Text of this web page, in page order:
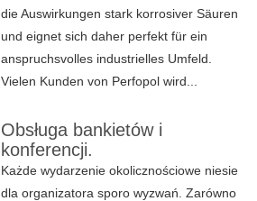
die Auswirkungen stark korrosiver Säuren
und eignet sich daher perfekt für ein
anspruchsvolles industrielles Umfeld.
Vielen Kunden von Perfopol wird...
Obsługa bankietów i
konferencji.
Każde wydarzenie okolicznościowe niesie
dla organizatora sporo wyzwań. Zarówno